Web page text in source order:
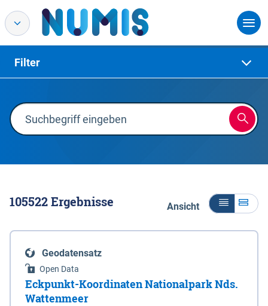
Filter
105522Ergebnisse Ansicht
Geodatensatz
Open Data
Eckpunkt-Koordinaten Nationalpark Nds.
Wattenmeer